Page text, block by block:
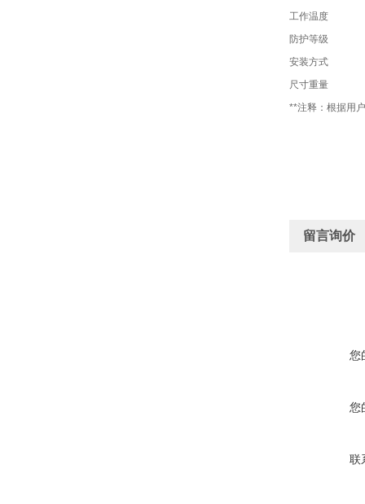
工作温度
防护等级
安装方式
尺寸重量
**注释：根据用
留言询价
您
您
联